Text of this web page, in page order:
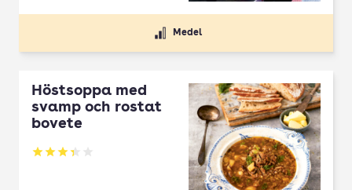
Medel
Höstsoppa med
svamp och rostat
bovete
Betyg: 3.33 av 5